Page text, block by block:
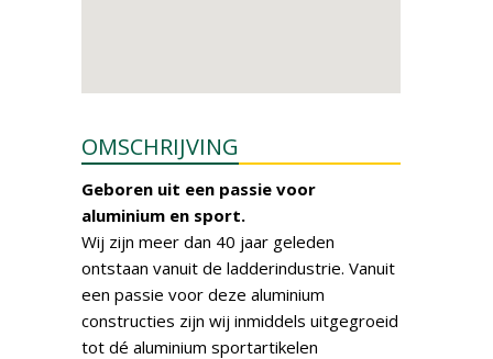
OMSCHRIJVING
Geboren uit een passie voor
aluminium en sport.
Wij zijn meer dan 40 jaar geleden
ontstaan vanuit de ladderindustrie. Vanuit
een passie voor deze aluminium
constructies zijn wij inmiddels uitgegroeid
tot dé aluminium sportartikelen